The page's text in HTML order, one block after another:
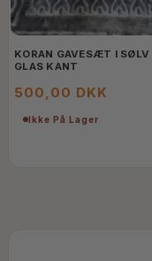
KORAN GAVESÆT I SØLV
GLAS KANT
500,00 DKK
Ikke På Lager